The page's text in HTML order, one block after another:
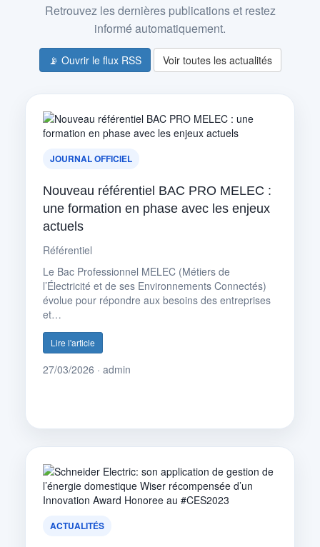
Retrouvez les dernières publications et restez
informé automatiquement.
📡 Ouvrir le flux RSS Voir toutes les actualités
JOURNAL OFFICIEL
Nouveau référentiel BAC PRO MELEC :
une formation en phase avec les enjeux
actuels
Référentiel
Le Bac Professionnel MELEC (Métiers de
l’Électricité et de ses Environnements Connectés)
évolue pour répondre aux besoins des entreprises
et…
Lire l'article
27/03/2026 · admin
ACTUALITÉS